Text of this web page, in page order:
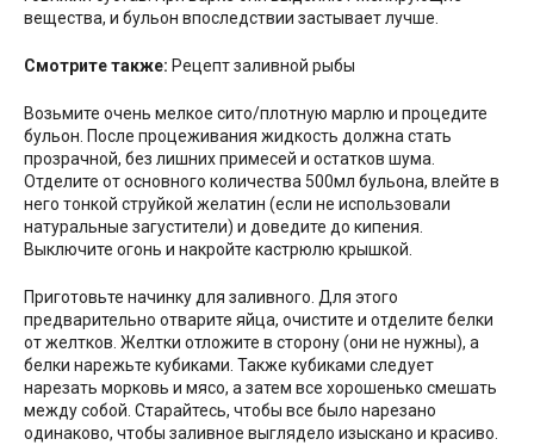
вещества, и бульон впоследствии застывает лучше.
Смотрите также: Рецепт заливной рыбы
Возьмите очень мелкое сито/плотную марлю и процедите
бульон. После процеживания жидкость должна стать
прозрачной, без лишних примесей и остатков шума.
Отделите от основного количества 500мл бульона, влейте в
него тонкой струйкой желатин (если не использовали
натуральные загустители) и доведите до кипения.
Выключите огонь и накройте кастрюлю крышкой.
Приготовьте начинку для заливного. Для этого
предварительно отварите яйца, очистите и отделите белки
от желтков. Желтки отложите в сторону (они не нужны), а
белки нарежьте кубиками. Также кубиками следует
нарезать морковь и мясо, а затем все хорошенько смешать
между собой. Старайтесь, чтобы все было нарезано
одинаково, чтобы заливное выглядело изыскано и красиво.